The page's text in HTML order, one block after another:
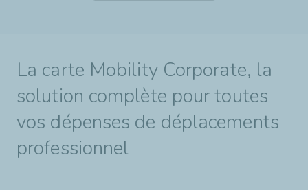
La carte Mobility Corporate, la
solution complète pour toutes
vos dépenses de déplacements
professionnel